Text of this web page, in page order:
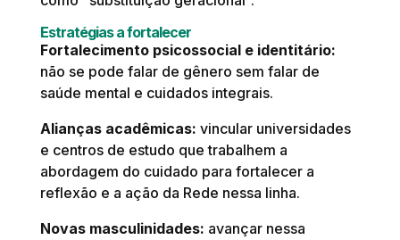
Estratégias a fortalecer
Fortalecimento psicossocial e identitário:
não se pode falar de gênero sem falar de
saúde mental e cuidados integrais.
Alianças acadêmicas: vincular universidades
e centros de estudo que trabalhem a
abordagem do cuidado para fortalecer a
reflexão e a ação da Rede nessa linha.
Novas masculinidades: avançar nessa